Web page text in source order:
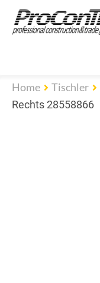
Home Tischler
Rechts 28558866